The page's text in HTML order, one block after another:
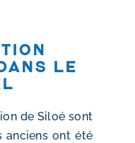
le
de Siloé sont
anciens ont été